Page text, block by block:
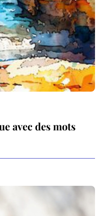
avec des mots